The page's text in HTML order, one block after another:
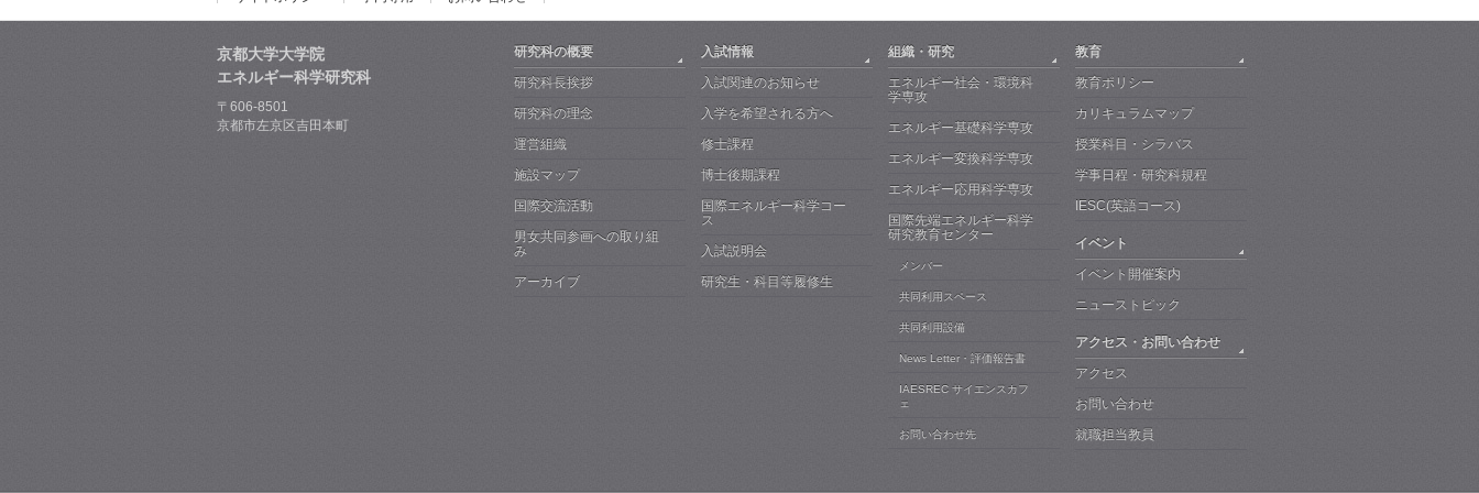
京都大学大学院
エネルギー科学研究科
〒606-8501
京都市左京区吉田本町
研究科の概要
研究科長挨拶
研究科の理念
運営組織
施設マップ
国際交流活動
男女共同参画への取り組
み
アーカイブ
入試情報
入試関連のお知らせ
入学を希望される方へ
修士課程
博士後期課程
国際エネルギー科学コー
ス
入試説明会
研究生・科目等履修生
組織・研究
エネルギー社会・環境科
学専攻
エネルギー基礎科学専攻
エネルギー変換科学専攻
エネルギー応用科学専攻
国際先端エネルギー科学
研究教育センター
メンバー
共同利用スペース
共同利用設備
News Letter・評価報告書
IAESREC サイエンスカフ
ェ
お問い合わせ先
教育
教育ポリシー
カリキュラムマップ
授業科目・シラバス
学事日程・研究科規程
IESC(英語コース)
イベント
イベント開催案内
ニューストピック
アクセス・お問い合わせ
アクセス
お問い合わせ
就職担当教員